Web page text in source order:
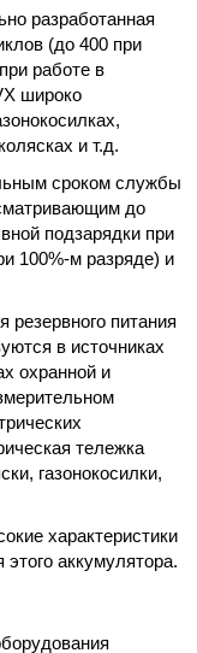
разработанная
(до 400 при
работе в
широко
и т.д.
сроком службы
до
подзарядки при
100%-м разряде) и
питания
в источниках
охранной и
тележка
газонокосилки,
характеристики
аккумулятора.